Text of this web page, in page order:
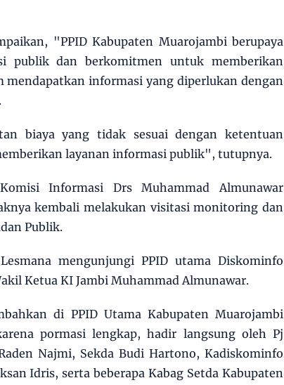
"PPID Kabupaten Muarojambi berupaya
publik dan berkomitmen untuk memberikan
mendapatkan informasi yang diperlukan dengan
biaya yang tidak sesuai dengan ketentuan
layanan informasi publik", tutupnya.
Informasi Drs Muhammad Almunawar
kembali melakukan visitasi monitoring dan
Publik.
mengunjungi PPID utama Diskominfo
Ketua KI Jambi Muhammad Almunawar.
di PPID Utama Kabupaten Muarojambi
pormasi lengkap, hadir langsung oleh Pj
Najmi, Sekda Budi Hartono, Kadiskominfo
Idris, serta beberapa Kabag Setda Kabupaten